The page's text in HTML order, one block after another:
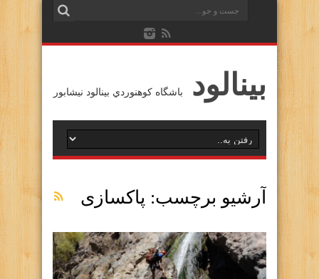
بينالود باشگاه كوهنوردي بينالود نيشابور
آرشیو برچسب: پاکسازی